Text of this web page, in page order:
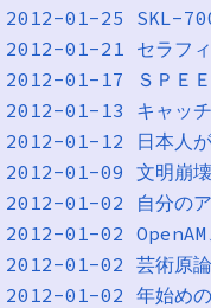
2012-01-25 SKL-
2012-01-21 セラフィ
2012-01-17 ＳＰＥ
2012-01-13 キャッチ
2012-01-12 日本人が
2012-01-09 文明崩壊
2012-01-02 自分のア
2012-01-02
2012-01-02 芸術原論
2012-01-02 年始めの